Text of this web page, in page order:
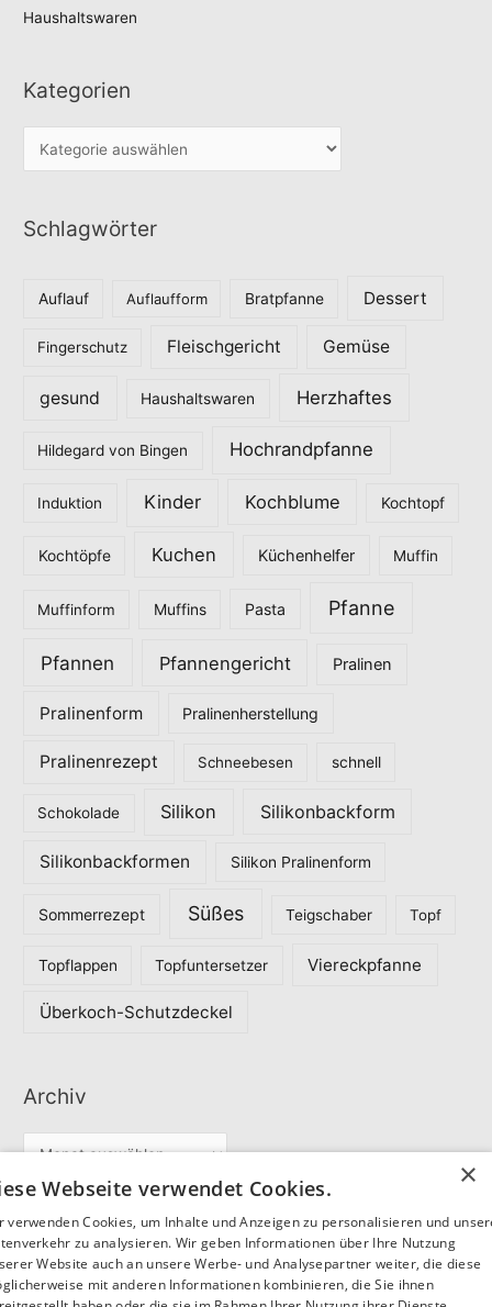
Haushaltswaren
Kategorien
a
e
Schlagwörter
Auflauf Auflaufform Bratpfanne Dessert
Fingerschutz Fleischgericht Gemüse
gesund Haushaltswaren Herzhaftes
Hildegard von Bingen Hochrandpfanne
Induktion Kinder Kochblume Kochtopf
Kochtöpfe Kuchen Küchenhelfer Muffin
Muffinform Muffins Pasta Pfanne
Pfannen Pfannengericht Pralinen
Pralinenform Pralinenherstellung
Pralinenrezept Schneebesen schnell
Schokolade Silikon Silikonbackform
Silikonbackformen Silikon Pralinenform
Sommerrezept Süßes Teigschaber Topf
Topflappen Topfuntersetzer Viereckpfanne
Überkoch-Schutzdeckel
Archiv
i
v
Partner
×
Webseite verwendet Cookies.
verwenden Cookies, um Inhalte und Anzeigen zu personalisieren und
zu analysieren. Wir geben Informationen über Ihre Nutzung
Website auch an unsere Werbe- und Analysepartner weiter, die diese
mit anderen Informationen kombinieren, die Sie ihnen